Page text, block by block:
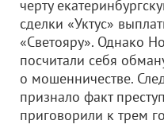
черту
сделки «Уктус»
«Светояру». Однако
посчитали себя
о мошенничестве.
признало факт
приговорили к трем